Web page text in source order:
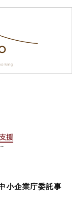
小企業庁委託事